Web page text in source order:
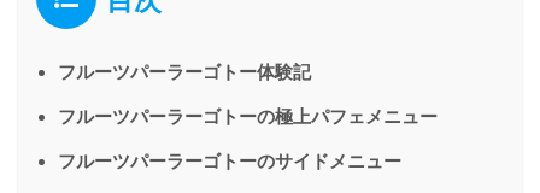
フルーツパーラーゴトー体験記
フルーツパーラーゴトーの極上パフェメニュー
フルーツパーラーゴトーのサイドメニュー